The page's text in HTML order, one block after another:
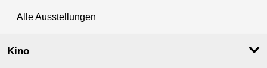
Alle Ausstellungen
Kino